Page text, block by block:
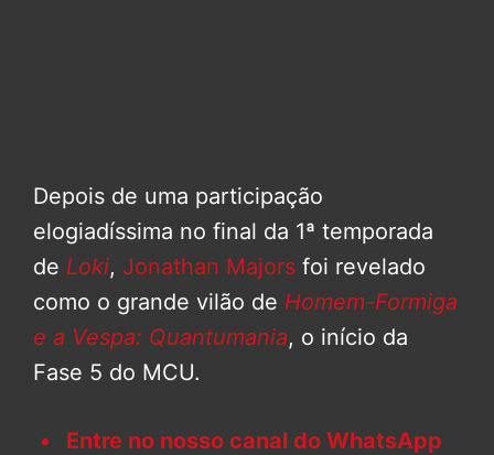
Depois de uma participação
elogiadíssima no final da 1ª temporada
de Loki, Jonathan Majors foi revelado
como o grande vilão de Homem-Formiga
e a Vespa: Quantumania, o início da
Fase 5 do MCU.
Entre no nosso canal do WhatsApp